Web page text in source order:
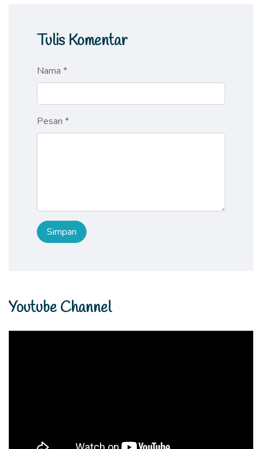
Tulis Komentar
Nama *
Pesan *
Youtube Channel